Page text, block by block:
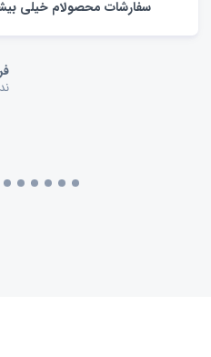
سفارشات محصولام خیلی